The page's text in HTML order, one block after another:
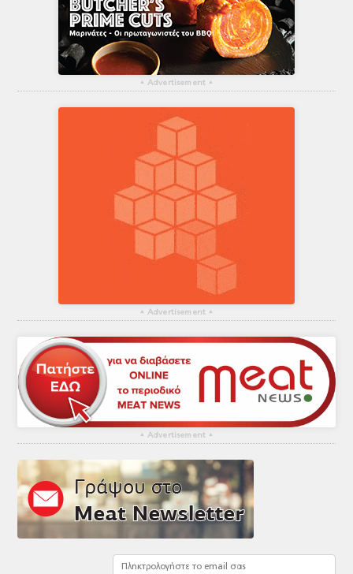
▴ Advertisement ▴
▴ Advertisement ▴
▴ Advertisement ▴